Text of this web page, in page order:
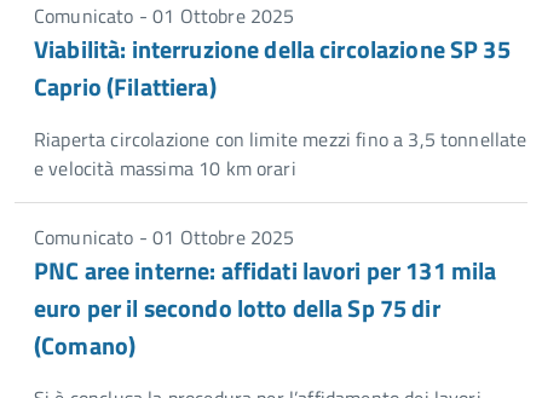
Comunicato - 01 Ottobre 2025
Viabilità: interruzione della circolazione SP 35
Caprio (Filattiera)
Riaperta circolazione con limite mezzi fino a 3,5 tonnellate
e velocità massima 10 km orari
Comunicato - 01 Ottobre 2025
PNC aree interne: affidati lavori per 131 mila
euro per il secondo lotto della Sp 75 dir
(Comano)